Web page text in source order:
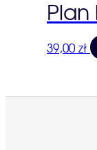
39,00 zł